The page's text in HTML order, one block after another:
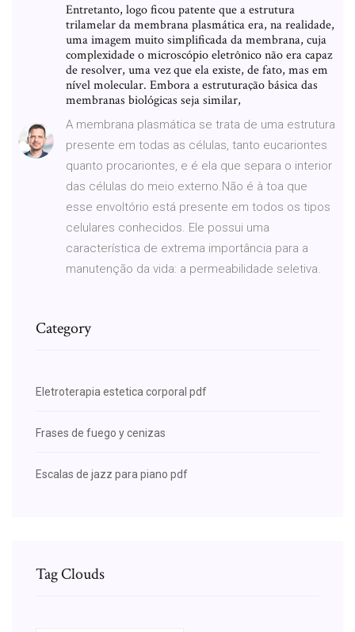
Entretanto, logo ficou patente que a estrutura
trilamelar da membrana plasmática era, na realidade,
uma imagem muito simplificada da membrana, cuja
complexidade o microscópio eletrônico não era capaz
de resolver, uma vez que ela existe, de fato, mas em
nível molecular. Embora a estruturação básica das
membranas biológicas seja similar,
A membrana plasmática se trata de uma estrutura
presente em todas as células, tanto eucariontes
quanto procariontes, e é ela que separa o interior
das células do meio externo.Não é à toa que
esse envoltório está presente em todos os tipos
celulares conhecidos. Ele possui uma
característica de extrema importância para a
manutenção da vida: a permeabilidade seletiva.
Category
Eletroterapia estetica corporal pdf
Frases de fuego y cenizas
Escalas de jazz para piano pdf
Tag Clouds